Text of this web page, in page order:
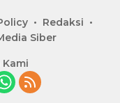
Redaksi
Siber